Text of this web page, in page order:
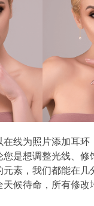
线为照片添加耳环
是想调整光线、修
素，我们都能在几
候待命，所有修改